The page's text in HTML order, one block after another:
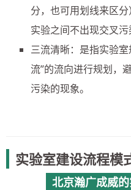
分，也可用划线来区分
实验之间不出现交叉污
三流清晰：是指实验室
流”的流向进行规划，
污染的现象。
实验室建设流程模
北京瀚广成威